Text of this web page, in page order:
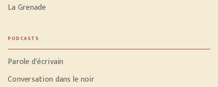
La Grenade
PODCASTS
Parole d'écrivain
Conversation dans le noir